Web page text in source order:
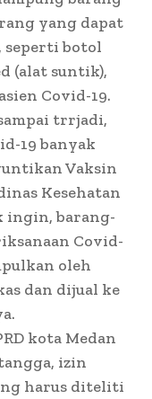
yang dapat
seperti botol
(alat suntik),
Covid-19.
trrjadi,
19 banyak
Vaksin
Kesehatan
ingin, barang-
Covid-
oleh
dan dijual ke
kota Medan
izin
harus diteliti